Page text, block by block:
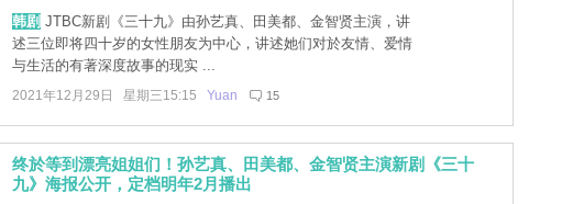
韩剧 JTBC新剧《三十九》由孙艺真、田美都、金智贤主演，讲
述三位即将四十岁的女性朋友为中心，讲述她们对於友情、爱情
与生活的有著深度故事的现实 ...
2021年12月29日 星期三15:15 Yuan 15
终於等到漂亮姐姐们！孙艺真、田美都、金智贤主演新剧《三十
九》海报公开，定档明年2月播出